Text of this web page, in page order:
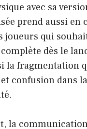
avec sa
prend aussi en
joueurs qui
dès le
la fragmentation
confusion dans la
la